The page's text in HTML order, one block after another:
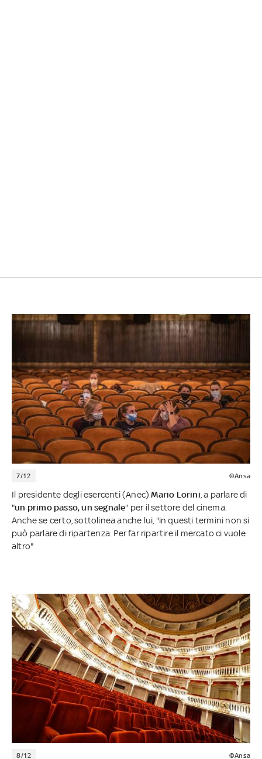
7/12 ©Ansa
Il presidente degli esercenti (Anec)Mario Lorini , a parlare di
"un primo passo, un segnale" per il settore del cinema.
Anche se certo, sottolinea anche lui, "in questi termini non si
può parlare di ripartenza. Per far ripartire il mercato ci vuole
altro"
8/12 ©Ansa